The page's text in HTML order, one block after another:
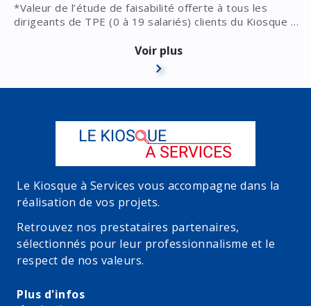
*Valeur de l’étude de faisabilité offerte à tous les
dirigeants de TPE (0 à 19 salariés) clients du Kiosque à
analyse de la situation et/ou une étude de potentiel
maximum et/ou un rapport forces/faiblesses et/ou
l'étude du modèle économique.
1 mois de test offert sans engagement, d'une valeur de
partir de 11 salariés.
Voir plus
Le Kiosque à Services vous accompagne dans la
réalisation de vos projets.
Retrouvez nos prestataires partenaires,
sélectionnés pour leur professionnalisme et le
respect de nos valeurs.
Plus d'infos